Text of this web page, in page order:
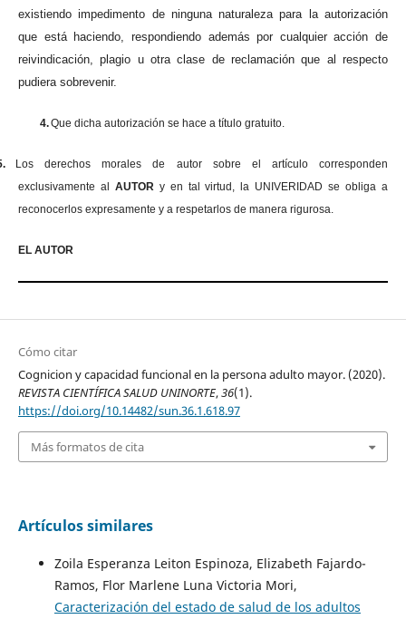
existiendo impedimento de ninguna naturaleza para la autorización
que está haciendo, respondiendo además por cualquier acción de
reivindicación, plagio u otra clase de reclamación que al respecto
pudiera sobrevenir.
4.Que dicha autorización se hace a título gratuito.
Los derechos morales de autor sobre el artículo corresponden
exclusivamente al AUTOR y en tal virtud, la UNIVERIDAD se obliga a
reconocerlos expresamente y a respetarlos de manera rigurosa.
EL AUTOR
Cómo citar
Cognicion y capacidad funcional en la persona adulto mayor. (2020).
REVISTA CIENTÍFICA SALUD UNINORTE,36(1).
https://doi.org/10.14482/sun.36.1.618.97
Más formatos de cita
Artículos similares
Zoila Esperanza Leiton Espinoza, Elizabeth Fajardo-
Ramos, Flor Marlene Luna Victoria Mori,
Caracterización del estado de salud de los adultos